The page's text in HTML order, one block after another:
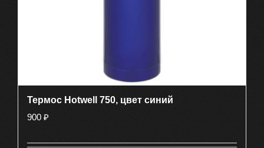
Термос Hotwell 750, цвет синий
900 ₽